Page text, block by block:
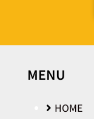
MENU
HOME